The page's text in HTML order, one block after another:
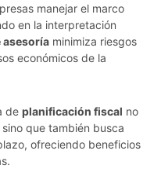
manejar el marco
en la interpretación
asesoría minimiza riesgos
económicos de la
de planificación fiscal no
que también busca
ofreciendo beneficios